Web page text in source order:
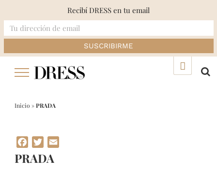
Inicio »PRADA
Facebook
Twitter
PRADA
Recibí DRESS en tu email